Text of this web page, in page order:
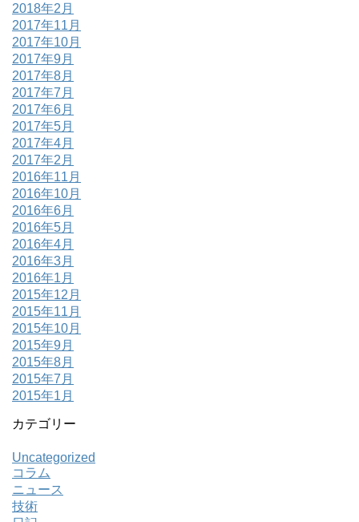
2018年2月
2017年11月
2017年10月
2017年9月
2017年8月
2017年7月
2017年6月
2017年5月
2017年4月
2017年2月
2016年11月
2016年10月
2016年6月
2016年5月
2016年4月
2016年3月
2016年1月
2015年12月
2015年11月
2015年10月
2015年9月
2015年8月
2015年7月
2015年1月
カテゴリー
Uncategorized
コラム
ニュース
技術